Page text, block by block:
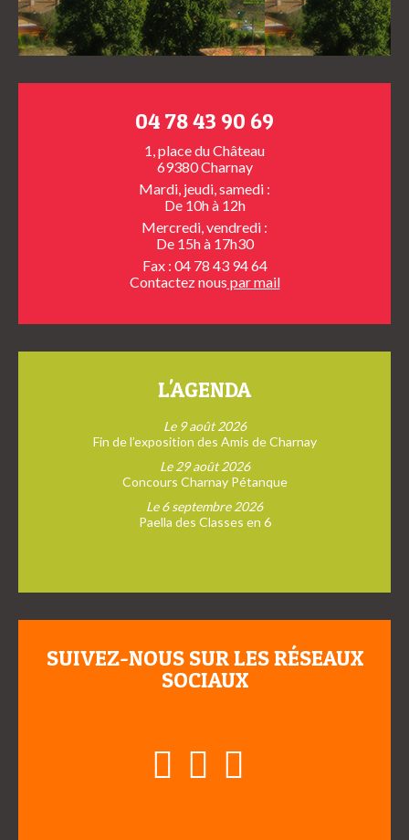
04 78 43 90 69
1, place du Château
69380 Charnay
Mardi, jeudi, samedi :
De 10h à 12h
Mercredi, vendredi :
De 15h à 17h30
Fax : 04 78 43 94 64
Contactez nous par mail
L'AGENDA
Le 9 août 2026
Fin de l’exposition des Amis de Charnay
Le 29 août 2026
Concours Charnay Pétanque
Le 6 septembre 2026
Paella des Classes en 6
SUIVEZ-NOUS SUR LES RÉSEAUX
SOCIAUX